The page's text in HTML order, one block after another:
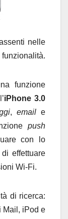
nelle
funzionalità.
funzione
iPhone 3.0
,email e
push
con lo
effettuare
Wi-Fi.
di ricerca:
Mail, iPod e